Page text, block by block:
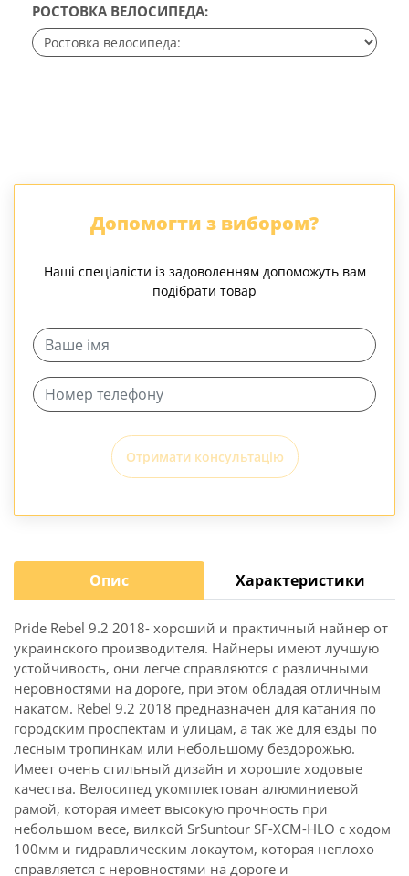
РОСТОВКА ВЕЛОСИПЕДА:
Допомогти з вибором?
Наші спеціалісти із задоволенням допоможуть вам
подібрати товар
Отримати консультацію
Опис Характеристики
Pride Rebel 9.2 2018- хороший и практичный найнер от
украинского производителя. Найнеры имеют лучшую
устойчивость, они легче справляются с различными
неровностями на дороге, при этом обладая отличным
накатом. Rebel 9.2 2018 предназначен для катания по
городским проспектам и улицам, а так же для езды по
лесным тропинкам или небольшому бездорожью.
Имеет очень стильный дизайн и хорошие ходовые
качества. Велосипед укомплектован алюминиевой
рамой, которая имеет высокую прочность при
небольшом весе, вилкой SrSuntour SF-XCM-HLO с ходом
100мм и гидравлическим локаутом, которая неплохо
справляется с неровностями на дороге и